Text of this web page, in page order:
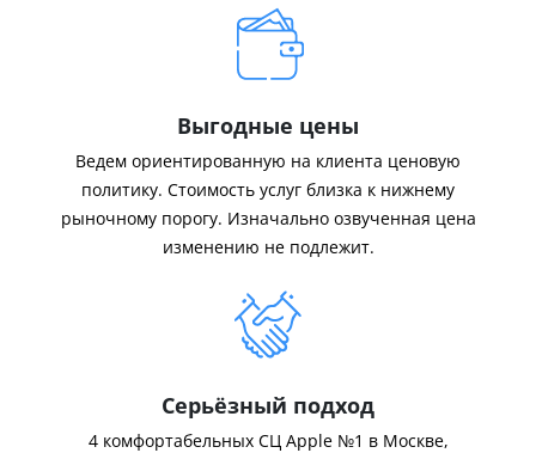
Выгодные цены
Ведем ориентированную на клиента ценовую
политику. Стоимость услуг близка к нижнему
рыночному порогу. Изначально озвученная цена
изменению не подлежит.
Серьёзный подход
4 комфортабельных СЦ Apple №1 в Москве,